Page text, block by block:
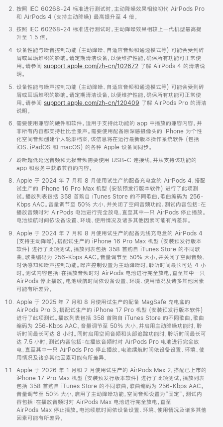
按照 IEC 60268-24 标准进行测试时，主动降噪效果相较初代 AirPods Pro
和 AirPods 4 (支持主动降噪) 最高提升至 4 倍。
按照 IEC 60268-24 标准进行测试时，主动降噪效果相较上一代机型最高提
升至 1.5 倍。
设备性能与噪音控制功能 (主动降噪、自适应音频和通透模式等) 可能会受到碎
屑或耳垢堆积的影响。请定期清洁设备，以便维护性能，确保所有功能可正常使
用。请参阅 support.apple.com/zh-cn/102672 了解 AirPods 4 的清洁说
明。
设备性能与噪声控制功能 (主动降噪、自适应音频和通透模式等) 可能会受到碎
屑或耳垢堆积的影响。请定期清洁设备，以便维护性能，确保所有功能可正常使
用。请参阅 support.apple.com/zh-cn/120409 了解 AirPods Pro 的清洁
说明。
需要使用兼容的硬件和软件。适用于支持此功能的 app 中播放的兼容内容。并
非所有内容都支持杜比全景声。需要使用配备原深感摄像头的 iPhone 为个性
化空间音频创建个人轮廓档案，该信息将在运行最新版本操作系统软件 (包括
iOS、iPadOS 和 macOS) 的各种 Apple 设备间同步。
聆听超低延迟音频和无损音频需要使用 USB-C 连接线，并从支持该功能的
app 和服务中获取兼容的内容。
Apple 于 2024 年 7 月和 8 月使用试生产的配备充电盒的 AirPods 4，搭配
试生产的 iPhone 16 Pro Max 机型 (安装预发行版本软件) 进行了此项测
试。播放列表包括 358 首购自 iTunes Store 的不同歌曲，歌曲编码为 256-
Kbps AAC。音量调节至 50% 大小，并关闭了空间音频功能。测试内容包括：在
播放音频时对 AirPods 电池进行完全放电，直至其中一只 AirPods 停止播放。
电池续航时间依设备设置、环境、使用情况及诸多其他因素可能有所差异。
Apple 于 2024 年 7 月和 8 月使用试生产的配备无线充电盒的 AirPods 4
(支持主动降噪)，搭配试生产的 iPhone 16 Pro Max 机型 (安装预发行版本
软件) 进行了此项测试。播放列表包括 358 首购自 iTunes Store 的不同歌
曲，歌曲编码为 256-Kbps AAC。音量调节至 50% 大小，并关闭了空间音频、
对话感知和噪声控制功能。噪声控制设置为主动降噪时，聆听时间最长可达 4 小
时。测试内容包括：在播放音频时对 AirPods 电池进行完全放电，直至其中一只
AirPods 停止播放。电池续航时间依设备设置、环境、使用情况及诸多其他因素
可能有所差异。
Apple 于 2025 年 7 月和 8 月使用试生产的配备 MagSafe 充电盒的
AirPods Pro 3，搭配试生产的 iPhone 17 Pro 机型 (安装预发行版本软件)
进行了此项测试。播放列表包括 358 首购自 iTunes Store 的不同歌曲，歌曲
编码为 256-Kbps AAC。音量调节至 50% 大小，并启用主动降噪功能时，聆
听时间最长可达 8 小时。同时启用空间音频和头部追踪功能时，聆听时间最长可
达 7.5 小时。测试内容包括：在播放音频时对 AirPods Pro 电池进行完全放
电，直至其中一只 AirPods Pro 停止播放。电池续航时间依设备设置、环境、使
用情况及诸多其他因素可能有所差异。
Apple 于 2026 年 1 月和 2 月使用试生产的 AirPods Max 2，搭配已上市的
iPhone 17 Pro Max 机型 (安装预发行版本软件) 进行了此项测试。播放列表
包括 358 首购自 iTunes Store 的不同歌曲，歌曲编码为 256-Kbps AAC。
音量调节至 50% 大小，启用了主动降噪功能，空间音频设置为“固定”。测试内
容包括：在播放音频时对 AirPods Max 电池进行完全放电，直至
AirPods Max 停止播放。电池续航时间依设备设置、环境、使用情况及诸多其他
因素可能有所差异。